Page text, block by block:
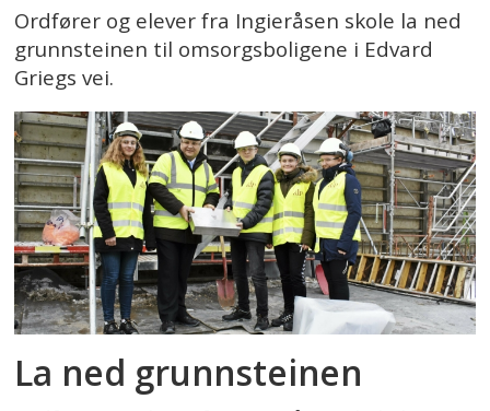
Ordfører og elever fra Ingieråsen skole la ned
grunnsteinen til omsorgsboligene i Edvard
Griegs vei.
La ned grunnsteinen